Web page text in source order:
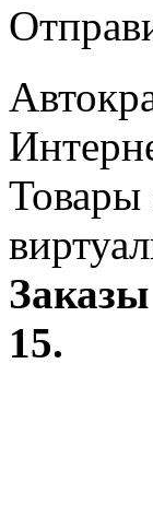
Товары
15.